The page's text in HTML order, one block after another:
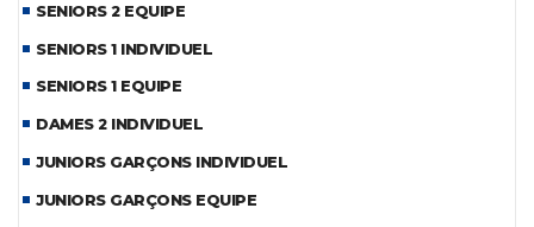
SENIORS 2 EQUIPE
SENIORS 1 INDIVIDUEL
SENIORS 1 EQUIPE
DAMES 2 INDIVIDUEL
JUNIORS GARÇONS INDIVIDUEL
JUNIORS GARÇONS EQUIPE